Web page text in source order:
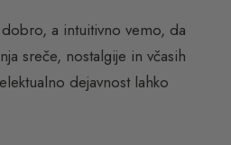
a intuitivno vemo, da
sreče, nostalgije in včasih
dejavnost lahko